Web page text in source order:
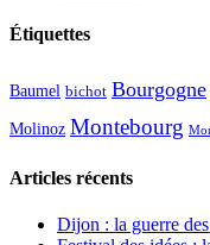
Étiquettes
Baumel bichot Bourgogne
Molinoz Montebourg
Articles récents
Dijon : la guerre